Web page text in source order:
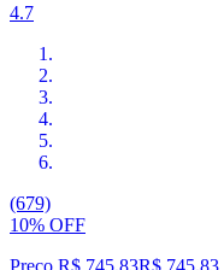
4.7
(679)
10% OFF
Preço R$ 745,83R$ 745,83